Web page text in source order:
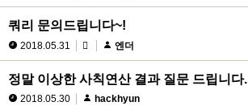
쿼리 문의드립니다~!
2018.05.31 엔더
정말 이상한 사칙연산 결과 질문 드립니다.
2018.05.30 hackhyun